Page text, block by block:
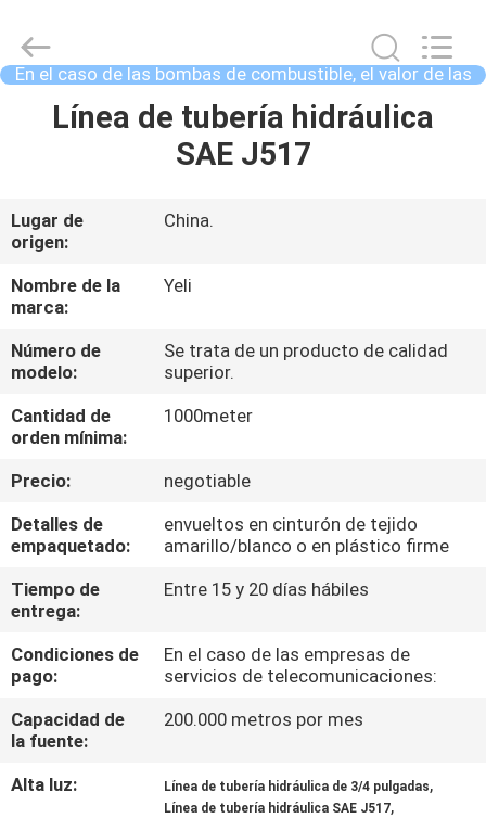
HOGAR
SOBRE
NOSOTROS
VIAJE
LA
FÁBRICA
CONTROL
DE
CALIDAD
ÉNTRENOS
EN
CONTACTO
CON
Supplier.
Copyright
©
2021
Co.,
Ltd.
All
Developed
ECER
En el caso de las bombas de combustible, el valor de las
bombas de combustible es el valor de las bo
Línea de tubería hidráulica
SAE J517
Lugar de
origen:
China.
Nombre de la
marca:
Yeli
Número de
modelo:
Se trata de un producto de calidad
superior.
Cantidad de
orden mínima:
1000meter
Precio:
negotiable
Detalles de
empaquetado:
envueltos en cinturón de tejido
amarillo/blanco o en plástico firme
Tiempo de
entrega:
Entre 15 y 20 días hábiles
Condiciones de
pago:
En el caso de las empresas de
servicios de telecomunicaciones:
Capacidad de
la fuente:
200.000 metros por mes
Alta luz: Línea de tubería hidráulica de 3/4 pulgadas,
Línea de tubería hidráulica SAE J517,